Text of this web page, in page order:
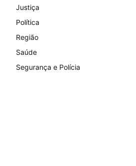
Justiça
Política
Região
Saúde
Segurança e Polícia